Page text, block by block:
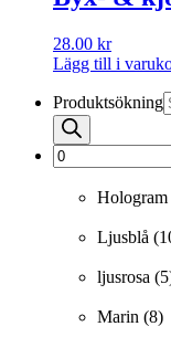
28.00 kr
Lägg till i
Produktsökning
Hologram
Ljusblå
ljusrosa
Marin (8)